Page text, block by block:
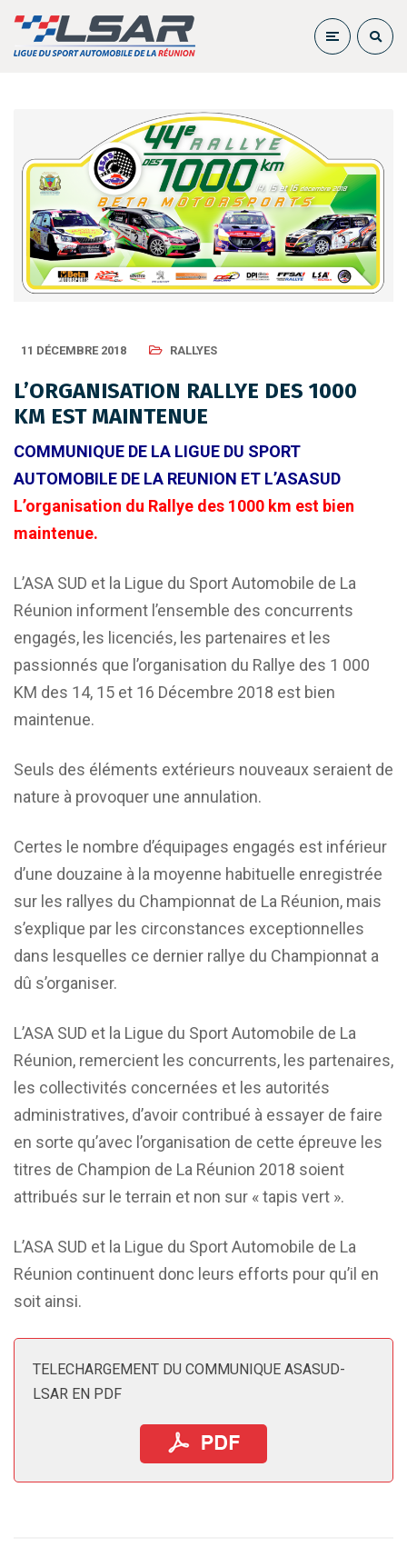
11 DÉCEMBRE 2018 RALLYES
L’ORGANISATION RALLYE DES 1000
KM EST MAINTENUE
COMMUNIQUE DE LA LIGUE DU SPORT
AUTOMOBILE DE LA REUNION ET L’ASASUD
L’organisation du Rallye des 1000 km est bien
maintenue.
L’ASA SUD et la Ligue du Sport Automobile de La
Réunion informent l’ensemble des concurrents
engagés, les licenciés, les partenaires et les
passionnés que l’organisation du Rallye des 1 000
KM des 14, 15 et 16 Décembre 2018 est bien
maintenue.
Seuls des éléments extérieurs nouveaux seraient de
nature à provoquer une annulation.
Certes le nombre d’équipages engagés est inférieur
d’une douzaine à la moyenne habituelle enregistrée
sur les rallyes du Championnat de La Réunion, mais
s’explique par les circonstances exceptionnelles
dans lesquelles ce dernier rallye du Championnat a
dû s’organiser.
L’ASA SUD et la Ligue du Sport Automobile de La
Réunion, remercient les concurrents, les partenaires,
les collectivités concernées et les autorités
administratives, d’avoir contribué à essayer de faire
en sorte qu’avec l’organisation de cette épreuve les
titres de Champion de La Réunion 2018 soient
attribués sur le terrain et non sur « tapis vert ».
L’ASA SUD et la Ligue du Sport Automobile de La
Réunion continuent donc leurs efforts pour qu’il en
soit ainsi.
TELECHARGEMENT DU COMMUNIQUE ASASUD-
LSAR EN PDF